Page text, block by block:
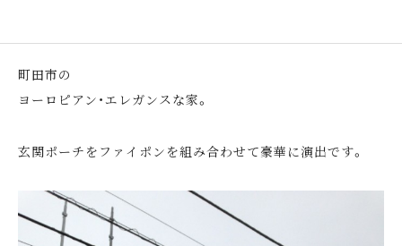
町田市の
ヨーロピアン・エレガンスな家。
玄関ポーチをファイポンを組み合わせて豪華に演出です。